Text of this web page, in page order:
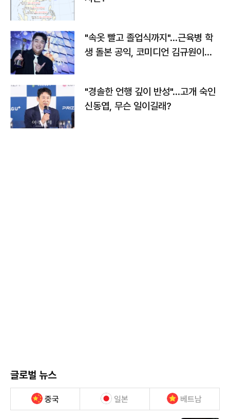
"속옷 빨고 졸업식까지"…근육병 학
생 돌본 공익, 코미디언 김규원이었
"경솔한 언행 깊이 반성"…고개 숙인
신동엽, 무슨 일이길래?
글로벌 뉴스
중국 일본 베트남